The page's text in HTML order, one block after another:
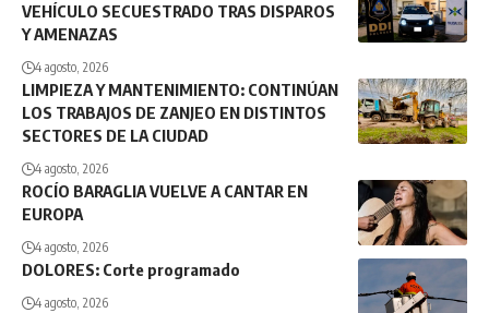
VEHÍCULO SECUESTRADO TRAS DISPAROS
Y AMENAZAS
4 agosto, 2026
LIMPIEZA Y MANTENIMIENTO: CONTINÚAN
LOS TRABAJOS DE ZANJEO EN DISTINTOS
SECTORES DE LA CIUDAD
4 agosto, 2026
ROCÍO BARAGLIA VUELVE A CANTAR EN
EUROPA
4 agosto, 2026
DOLORES: Corte programado
4 agosto, 2026